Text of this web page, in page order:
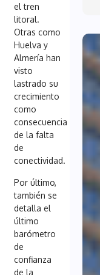
el tren
litoral.
Otras como
Huelva y
Almería han
visto
lastrado su
crecimiento
como
consecuencia
de la falta
de
conectividad.
Por último,
también se
detalla el
último
barómetro
de
confianza
de la